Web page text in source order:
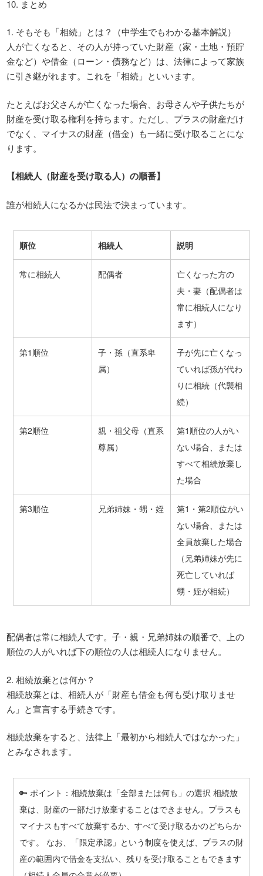
10. まとめ
1. そもそも「相続」とは？（中学生でもわかる基本解説）
人が亡くなると、その人が持っていた財産（家・土地・預貯
金など）や借金（ローン・債務など）は、法律によって家族
に引き継がれます。これを「相続」といいます。
たとえばお父さんが亡くなった場合、お母さんや子供たちが
財産を受け取る権利を持ちます。ただし、プラスの財産だけ
でなく、マイナスの財産（借金）も一緒に受け取ることにな
ります。
【相続人（財産を受け取る人）の順番】
誰が相続人になるかは民法で決まっています。
順位 相続人 説明
常に相続人 配偶者
亡くなった方の
夫・妻（配偶者は
常に相続人になり
ます）
第1順位
子・孫（直系卑
属）
子が先に亡くなっ
ていれば孫が代わ
りに相続（代襲相
続）
第2順位
親・祖父母（直系
尊属）
第1順位の人がい
ない場合、または
すべて相続放棄し
た場合
第3順位 兄弟姉妹・甥・姪
第1・第2順位がい
ない場合、または
全員放棄した場合
（兄弟姉妹が先に
死亡していれば
甥・姪が相続）
配偶者は常に相続人です。子・親・兄弟姉妹の順番で、上の
順位の人がいれば下の順位の人は相続人になりません。
2. 相続放棄とは何か？
相続放棄とは、相続人が「財産も借金も何も受け取りませ
ん」と宣言する手続きです。
相続放棄をすると、法律上「最初から相続人ではなかった」
とみなされます。
🔑 ポイント：相続放棄は「全部または何も」の選択 相続放
棄は、財産の一部だけ放棄することはできません。プラスも
マイナスもすべて放棄するか、すべて受け取るかのどちらか
です。 なお、「限定承認」という制度を使えば、プラスの財
産の範囲内で借金を支払い、残りを受け取ることもできます